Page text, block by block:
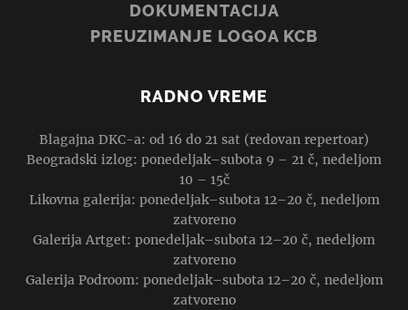
DOKUMENTACIJA
PREUZIMANJE LOGOA KCB
RADNO VREME
Blagajna DKC-a: od 16 do 21 sat (redovan repertoar)
Beogradski izlog: ponedeljak–subota 9 – 21 č, nedeljom
10 – 15č
Likovna galerija: ponedeljak–subota 12–20 č, nedeljom
zatvoreno
Galerija Artget: ponedeljak–subota 12–20 č, nedeljom
zatvoreno
Galerija Podroom: ponedeljak–subota 12–20 č, nedeljom
zatvoreno